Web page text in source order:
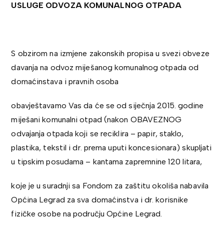
USLUGE ODVOZA KOMUNALNOG OTPADA
S obzirom na izmjene zakonskih propisa u svezi obveze
davanja na odvoz miješanog komunalnog otpada od
domaćinstava i pravnih osoba
obavještavamo Vas da će se od siječnja 2015. godine
miješani komunalni otpad (nakon OBAVEZNOG
odvajanja otpada koji se reciklira – papir, staklo,
plastika, tekstil i dr. prema uputi koncesionara) skupljati
u tipskim posudama – kantama zapremnine 120 litara,
koje je u suradnji sa Fondom za zaštitu okoliša nabavila
Općina Legrad za sva domaćinstva i dr. korisnike
fizičke osobe na području Općine Legrad.